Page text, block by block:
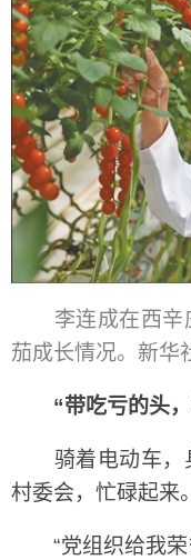
李连成在西
茄成长情况。新华
“带吃亏的头
骑着电动车，
村委会，忙碌起来。
“党组织给我荣